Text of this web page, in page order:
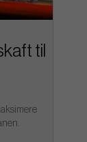
til